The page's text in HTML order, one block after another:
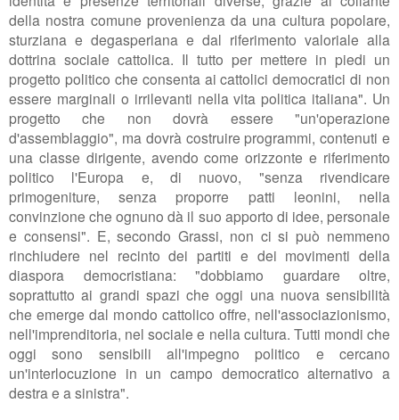
della nostra comune provenienza da una cultura popolare,
sturziana e degasperiana e dal riferimento valoriale alla
dottrina sociale cattolica. Il tutto per mettere in piedi un
progetto politico che consenta ai cattolici democratici di non
essere marginali o irrilevanti nella vita politica italiana". Un
progetto che non dovrà essere "un'operazione
d'assemblaggio", ma dovrà costruire programmi, contenuti e
una classe dirigente, avendo come orizzonte e riferimento
politico l'Europa e, di nuovo, "senza rivendicare
primogeniture, senza proporre patti leonini, nella
convinzione che ognuno dà il suo apporto di idee, personale
e consensi". E, secondo Grassi, non ci si può nemmeno
rinchiudere nel recinto dei partiti e dei movimenti della
diaspora democristiana: "dobbiamo guardare oltre,
soprattutto ai grandi spazi che oggi una nuova sensibilità
che emerge dal mondo cattolico offre, nell'associazionismo,
nell'imprenditoria, nel sociale e nella cultura. Tutti mondi che
oggi sono sensibili all'impegno politico e cercano
un'interlocuzione in un campo democratico alternativo a
destra e a sinistra".